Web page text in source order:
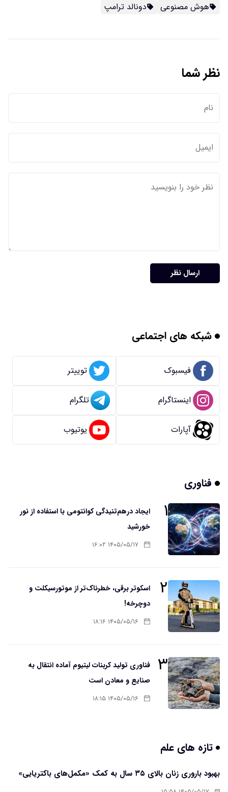
هوش مصنوعی دونالد ترامپ
نظر شما
ارسال نظر
شبکه های اجتماعی
فیسبوک توییتر
اینستاگرام تلگرام
آپارات یوتیوب
فناوری
۱
ایجاد درهم‌تنیدگی کوانتومی با استفاده از نور
خورشید
۱۴۰۵/۰۵/۱۷ ۱۶:۰۲
۲
اسکوتر برقی، خطرناک‌تر از موتورسیکلت و
دوچرخه!
۱۴۰۵/۰۵/۱۶ ۱۸:۱۶
۳
فناوری تولید کربنات لیتیوم آماده انتقال به
صنایع و معادن است
۱۴۰۵/۰۵/۱۶ ۱۸:۱۵
تازه های علم
بهبود باروری زنان بالای ۳۵ سال به کمک «مکمل‌های باکتریایی»